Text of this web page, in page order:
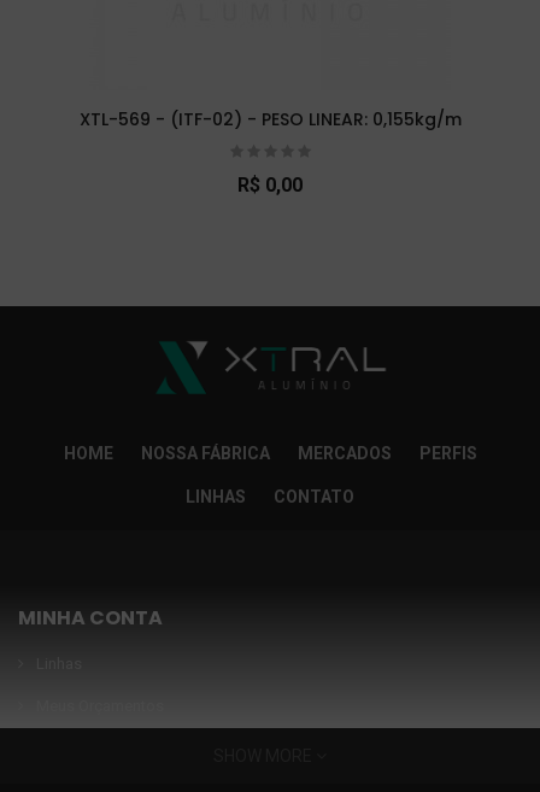
XTL-569 - (ITF-02) - PESO LINEAR: 0,155kg/m
R$ 0,00
HOME NOSSA FÁBRICA MERCADOS PERFIS
LINHAS CONTATO
MINHA CONTA